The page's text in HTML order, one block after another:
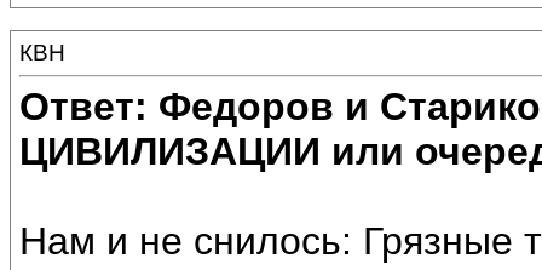
КВН
Ответ: Федоров и
ЦИВИЛИЗАЦИИ или
Нам и не снилось: Грязные